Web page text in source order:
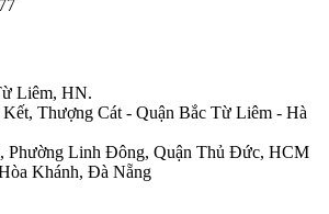
Liêm, HN.
Thượng Cát - Quận Bắc Từ Liêm - Hà
Phường Linh Đông, Quận Thủ Đức, HCM
Khánh, Đà Nẵng